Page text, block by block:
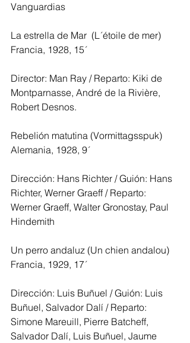
Vanguardias
La estrella de Mar  (L´étoile de mer)
Francia, 1928, 15´
Director: Man Ray / Reparto: Kiki de
Montparnasse, André de la Rivière,
Robert Desnos.
Rebelión matutina (Vormittagsspuk)
Alemania, 1928, 9´
Dirección: Hans Richter / Guión: Hans
Richter, Werner Graeff / Reparto:
Werner Graeff, Walter Gronostay, Paul
Hindemith
Un perro andaluz (Un chien andalou)
Francia, 1929, 17´
Dirección: Luis Buñuel / Guión: Luis
Buñuel, Salvador Dalí / Reparto:
Simone Mareuill, Pierre Batcheff,
Salvador Dalí, Luis Buñuel, Jaume